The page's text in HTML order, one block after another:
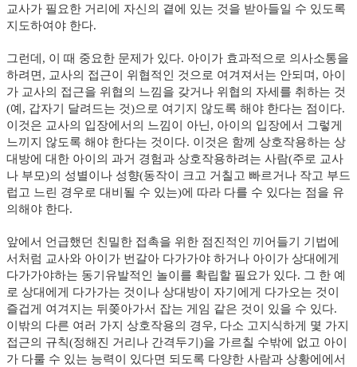
교사가 필요한 거리에 자신의 곁에 있는 것을 받아들일 수 있도록
지도하여야 한다.
그런데, 이 때 중요한 문제가 있다. 아이가 효과적으로 의사소통을
하려면, 교사의 접근이 위협적인 것으로 여겨져서는 안되며, 아이
가 교사의 접근을 위협의 느낌을 갖거나 위협의 자세를 취하는 것
(예, 갑자기 달려드는 것)으로 여기지 않도록 해야 한다는 점이다.
이것은 교사의 입장에서의 느낌이 아닌, 아이의 입장에서 그렇게
느끼지 않도록 해야 한다는 것이다. 이것은 함께 상호작용하는 상
대방에 대한 아이의 과거 경험과 상호작용하려는 사람(주로 교사
나 부모)의 성별이나 성향(동작이 크고 거칠고 빠르거나 작고 부드
럽고 느린 경우로 대비될 수 있는)에 따라 다를 수 있다는 점을 유
의해야 한다.
앞에서 언급했던 친밀한 접촉을 위한 점진적인 끼어들기 기법에
서처럼 교사와 아이가 번갈아 다가가야 하거나 아이가 상대에게
다가가야하는 동기유발적인 놀이를 확립할 필요가 있다. 그 한 예
로 상대에게 다가가는 것이나 상대방이 자기에게 다가오는 것이
즐겁게 여겨지는 뒤쫒아가서 잡는 게임 같은 것이 있을 수 있다.
이밖의 다른 여러 가지 상호작용의 경우, 다소 고지식하게 몇 가지
접근의 규칙(정해진 거리나 간격두기)을 가르칠 수밖에 없고 아이
가 다룰 수 있는 능력이 있다면 되도록 다양한 사람과 상황에에서